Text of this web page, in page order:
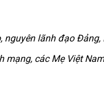
lãnh đạo
mạng, các Mẹ Việt